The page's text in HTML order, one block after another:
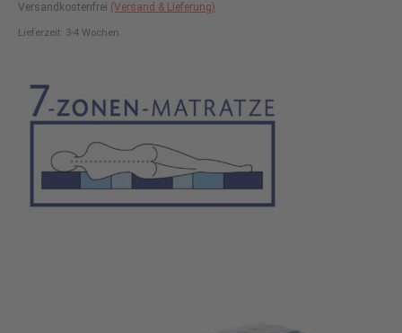
Versandkostenfrei (Versand & Lieferung)
Lieferzeit: 3-4 Wochen